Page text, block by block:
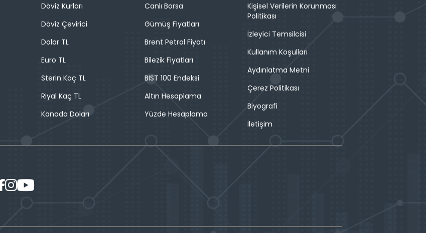
Döviz Kurları
Döviz Çevirici
Dolar TL
Euro TL
Sterin Kaç TL
Riyal Kaç TL
Kanada Doları
Canlı Borsa
Gümüş Fiyatları
Brent Petrol Fiyatı
Bilezik Fiyatları
BIST 100 Endeksi
Altın Hesaplama
Yüzde Hesaplama
Kişisel Verilerin Korunması
Politikası
İzleyici Temsilcisi
Kullanım Koşulları
Aydınlatma Metni
Çerez Politikası
Biyografi
İletişim